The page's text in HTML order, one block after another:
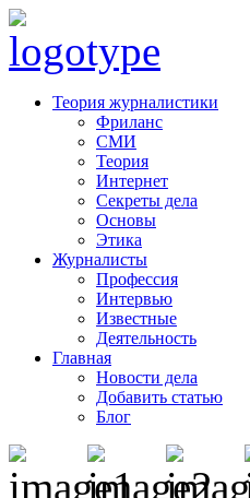
Теория журналистики
Фриланс
СМИ
Теория
Интернет
Секреты дела
Основы
Этика
Журналисты
Профессия
Интервью
Известные
Деятельность
Главная
Новости дела
Добавить статью
Блог